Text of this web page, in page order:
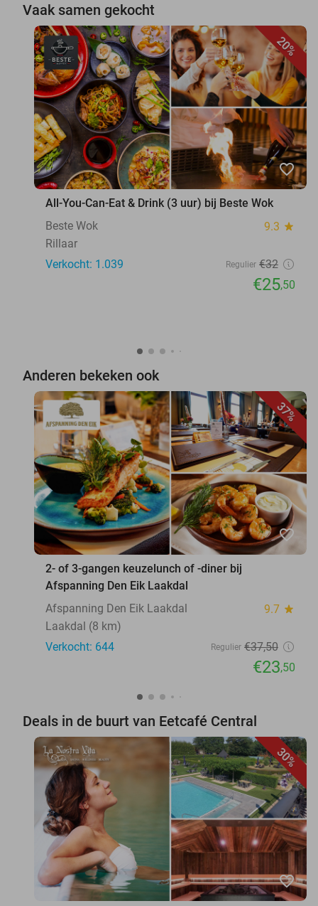
Vaak samen gekocht
20%
favorite_border
All-You-Can-Eat & Drink (3 uur) bij Beste Wok
Beste Wok
9.3 star
Rillaar
Verkocht: 1.039
Regulier €32
€25,50
Anderen bekeken ook
37%
favorite_border
2- of 3-gangen keuzelunch of -diner bij
Afspanning Den Eik Laakdal
Afspanning Den Eik Laakdal
9.7 star
Laakdal (8 km)
Verkocht: 644
Regulier €37,50
€23,50
Deals in de buurt van Eetcafé Central
30%
favorite_border